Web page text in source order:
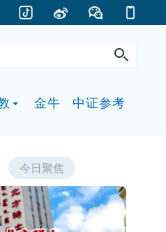
金牛 中证参考
今日聚焦